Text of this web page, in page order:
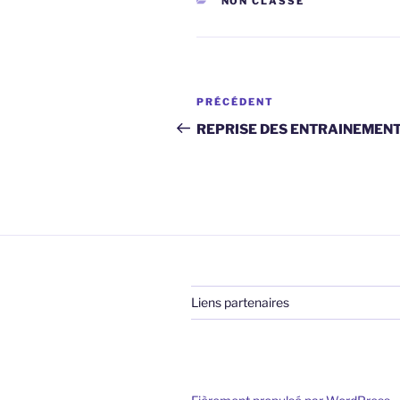
Navigation
de
Article
précédent
PRÉCÉDENT
REPRISE DES
Liens partenaires